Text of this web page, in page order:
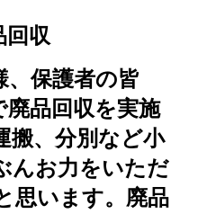
回収
、保護者の皆
廃品回収を実施
搬、分別など小
んお力をいただ
思います。廃品